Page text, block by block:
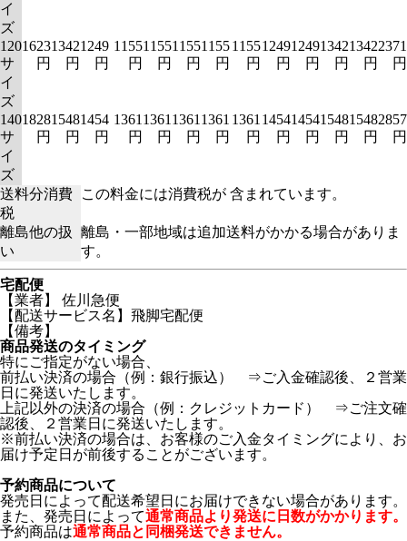
イ
ズ
120
サ
イ
ズ
1623
円
1342
円
1249
円
1155
円
1155
円
1155
円
1155
円
1155
円
1249
円
1249
円
1342
円
1342
円
2371
円
140
サ
イ
ズ
1828
円
1548
円
1454
円
1361
円
1361
円
1361
円
1361
円
1361
円
1454
円
1454
円
1548
円
1548
円
2857
円
送料分消費
税
この料金には消費税が 含まれています。
離島他の扱
い
離島・一部地域は追加送料がかかる場合がありま
す。
宅配便
【業者】 佐川急便
【配送サービス名】飛脚宅配便
【備考】
商品発送のタイミング
特にご指定がない場合、
前払い決済の場合（例：銀行振込） ⇒ご入金確認後、２営業
日に発送いたします。
上記以外の決済の場合（例：クレジットカード） ⇒ご注文確
認後、２営業日に発送いたします。
※前払い決済の場合は、お客様のご入金タイミングにより、お
届け予定日が前後することがございます。
予約商品について
発売日によって配送希望日にお届けできない場合があります。
また、発売日によって通常商品より発送に日数がかかります。
予約商品は通常商品と同梱発送できません。